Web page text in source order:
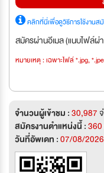
คลิกที่นี่เพื่อดูวิธีการใช้งานส
สมัครผ่านอีเมล (แนบไฟล์ผ่
หมายเหตุ : เฉพาะไฟล์ *.jpg,
จำนวนผู้เข้าชม :30,987
สมัครงานตำแหน่งนี้ :360
วันที่อัพเดท :07/08/2026